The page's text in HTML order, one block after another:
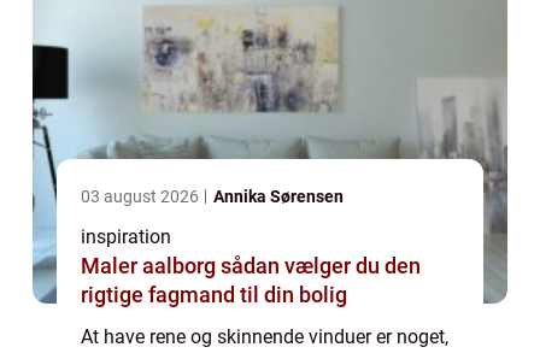
03 august 2026 Annika Sørensen
inspiration
Maler aalborg sådan vælger du den
rigtige fagmand til din bolig
At have rene og skinnende vinduer er noget,